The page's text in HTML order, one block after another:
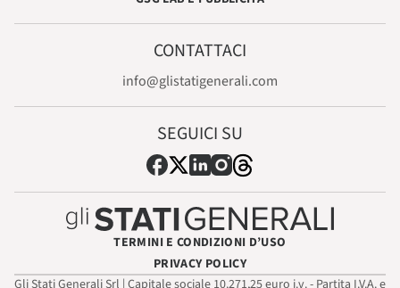
CONTATTACI
info@glistatigenerali.com
SEGUICI SU
TERMINI E CONDIZIONI D’USO
PRIVACY POLICY
Gli Stati Generali Srl | Capitale sociale 10.271,25 euro i.v. - Partita I.V.A. e